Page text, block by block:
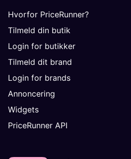
Hvorfor PriceRunner?
Tilmeld din butik
Login for butikker
Tilmeld dit brand
Login for brands
Annoncering
Widgets
PriceRunner API